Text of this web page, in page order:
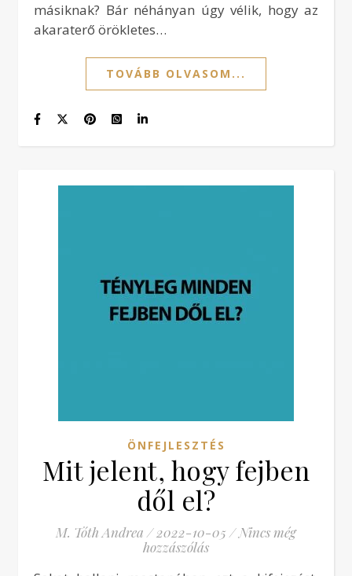
másiknak? Bár néhányan úgy vélik, hogy az
akaraterő örökletes…
TOVÁBB OLVASOM...
ÖNFEJLESZTÉS
Mit jelent, hogy fejben
dől el?
M. Tóth Andrea / 2022-10-05 / Nincs még
hozzászólás